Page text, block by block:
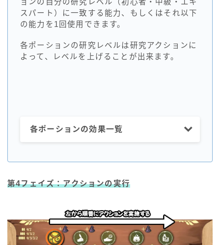
スパート）に一致する能力、もしくはそれ以下
の能力を1回使用できます。
各ポーションの研究レベルは研究アクションに
よって、レベルを上げることが出来ます。
各ポーションの効果一覧
第4フェイズ：アクションの実行